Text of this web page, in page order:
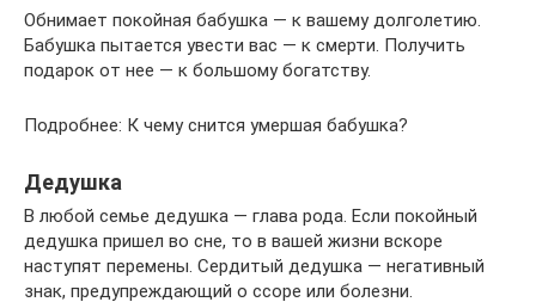
Обнимает покойная бабушка — к вашему долголетию.
Бабушка пытается увести вас — к смерти. Получить
подарок от нее — к большому богатству.
Подробнее: К чему снится умершая бабушка?
Дедушка
В любой семье дедушка — глава рода. Если покойный
дедушка пришел во сне, то в вашей жизни вскоре
наступят перемены. Сердитый дедушка — негативный
знак, предупреждающий о ссоре или болезни.